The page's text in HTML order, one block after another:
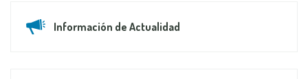
Información de Actualidad